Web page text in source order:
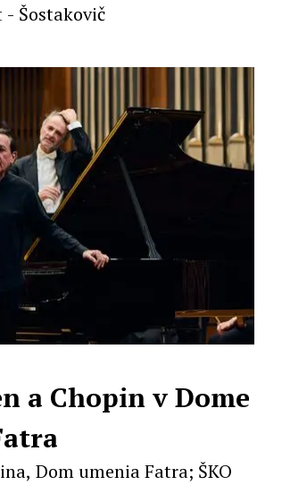
Šostakovič
a Chopin v Dome
Dom umenia Fatra; ŠKO